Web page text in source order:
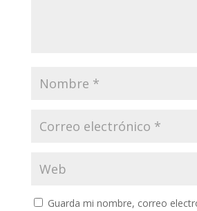
Guarda mi nombre, correo